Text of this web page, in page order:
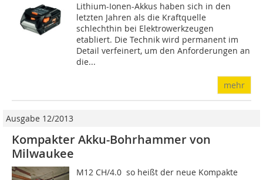
Lithium-Ionen-Akkus haben sich in den
letzten Jahren als die Kraftquelle
schlechthin bei Elektrowerkzeugen
etabliert. Die Technik wird permanent im
Detail verfeinert, um den Anforderungen an
die...
mehr
Ausgabe 12/2013
Kompakter Akku-Bohrhammer von
Milwaukee
M12 CH/4.0  so heißt der neue Kompakte